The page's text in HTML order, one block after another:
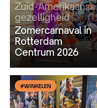
Zuid-Amerikaanse
gezelligheid
Zomercarnaval in
Rotterdam
Centrum 2026
#WINKELEN